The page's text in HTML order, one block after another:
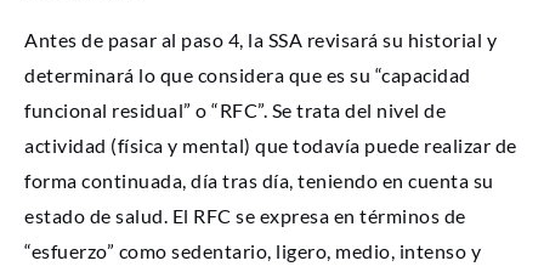
Antes de pasar al paso 4, la SSA revisará su historial y
determinará lo que considera que es su “capacidad
funcional residual” o “RFC”. Se trata del nivel de
actividad (física y mental) que todavía puede realizar de
forma continuada, día tras día, teniendo en cuenta su
estado de salud. El RFC se expresa en términos de
“esfuerzo” como sedentario, ligero, medio, intenso y